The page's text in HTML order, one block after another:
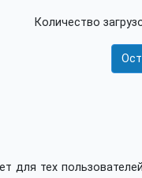
Количество
для тех